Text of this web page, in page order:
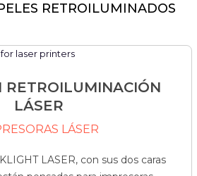
RETROILUMINADOS
RETROILUMINACIÓN
LÁSER
LÁSER
LASER, con sus dos caras